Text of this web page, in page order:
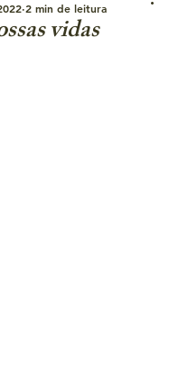
vidas
2 min de leitura